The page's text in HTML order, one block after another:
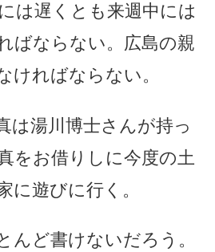
は遅くとも来週中には
ばならない。広島の親
ければならない。
は湯川博士さんが持っ
をお借りしに今度の土
に遊びに行く。
んど書けないだろう。